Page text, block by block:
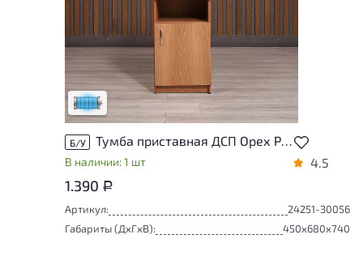
Состояние товара приближено к новому,
могут присутствовать незначительные
следы эксплуатации
Низкая степень износа
Б/У Тумба приставная ДСП Орех Россия
В наличии: 1 шт 4.5
1.390 Р
Артикул:
24251-30056
Габариты (ДxГxВ):
450x680x740